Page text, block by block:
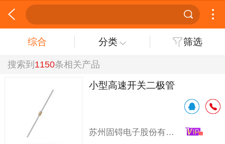
综合 分类 筛选
搜索到 1150条相关产品
小型高速开关二极管
苏州固锝电子股份有限公司